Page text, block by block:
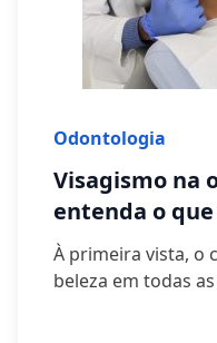
Odontologia
Visagismo na
entenda o
À primeira vista, o
beleza em todas